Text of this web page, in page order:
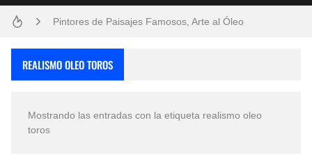
Pintores de Paisajes Famosos, Arte al Óleo
REALISMO OLEO TOROS
Mostrando las entradas con la etiqueta realismo oleo
toros